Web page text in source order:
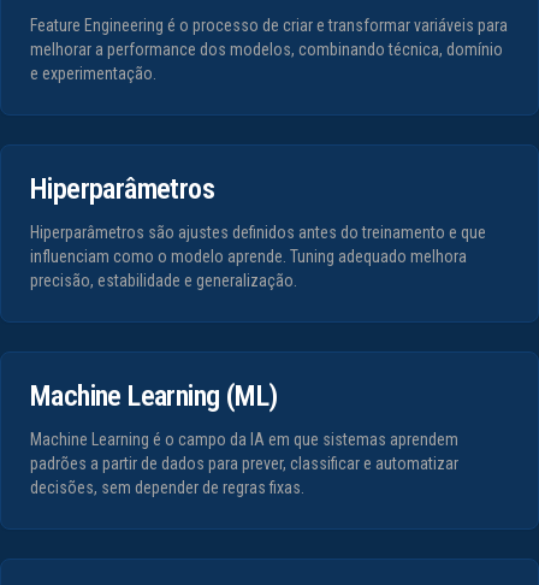
Feature Engineering é o processo de criar e transformar variáveis para
melhorar a performance dos modelos, combinando técnica, domínio
e experimentação.
Hiperparâmetros
Hiperparâmetros são ajustes definidos antes do treinamento e que
influenciam como o modelo aprende. Tuning adequado melhora
precisão, estabilidade e generalização.
Machine Learning (ML)
Machine Learning é o campo da IA em que sistemas aprendem
padrões a partir de dados para prever, classificar e automatizar
decisões, sem depender de regras fixas.